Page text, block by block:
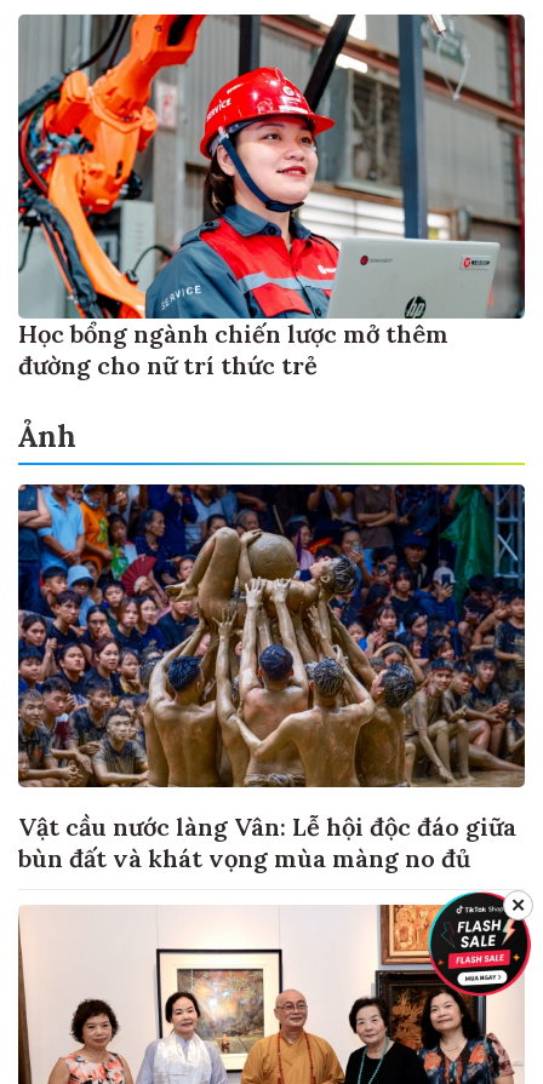
Học bổng ngành chiến lược mở thêm
đường cho nữ trí thức trẻ
Ảnh
Vật cầu nước làng Vân: Lễ hội độc đáo giữa
bùn đất và khát vọng mùa màng no đủ
✕